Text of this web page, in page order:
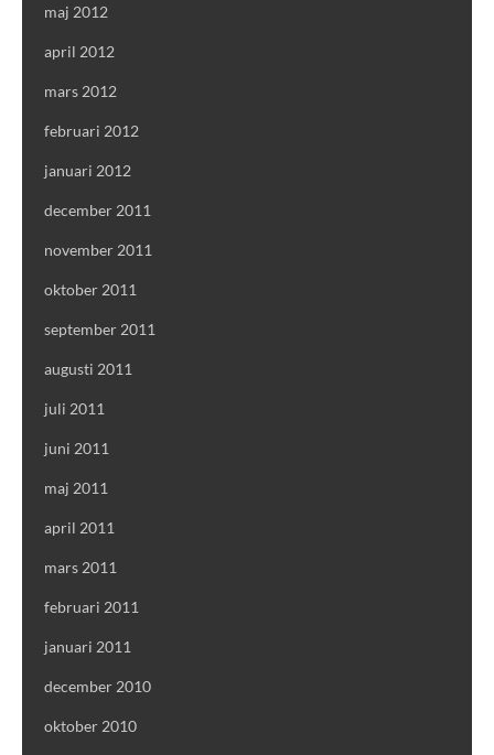
maj 2012
april 2012
mars 2012
februari 2012
januari 2012
december 2011
november 2011
oktober 2011
september 2011
augusti 2011
juli 2011
juni 2011
maj 2011
april 2011
mars 2011
februari 2011
januari 2011
december 2010
oktober 2010